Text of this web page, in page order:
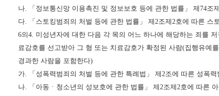
나. 「 정보통신망 이용촉진 및 정보보호 등에 관한 법률 」 제 74조
다. 「 스토킹범죄의 처벌 등에 관한 법률 」 제 2조제 2호에 따른 스
6의 4. 미성년자에 대한 다음 각 목의 어느 하나에 해당하는 죄를
료감호를 선고받아 그 형 또는 치료감호가 확정된 사람(집행유예
경과한 사람을 포함한다)
가. 「 성폭력범죄의 처벌 등에 관한 특례법 」 제 2조에 따른 성폭력
나. 「 아동ㆍ청소년의 성보호에 관한 법률 」 제 2조제 2호에 따른